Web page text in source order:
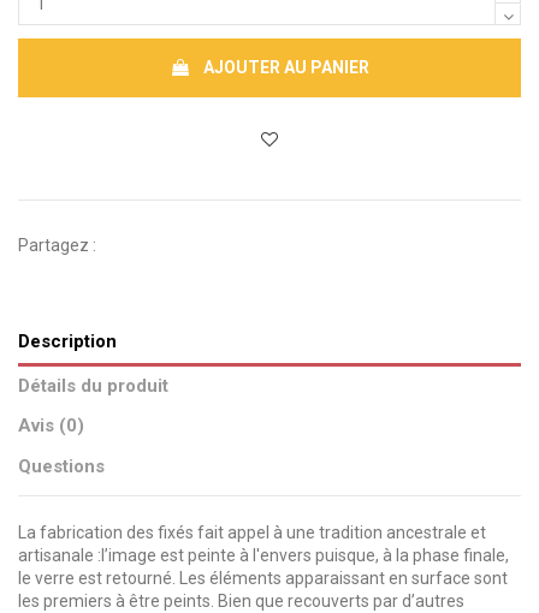
AJOUTER AU PANIER
Partagez :
Description
Détails du produit
Avis (0)
Questions
La fabrication des fixés fait appel à une tradition ancestrale et
artisanale :l’image est peinte à l'envers puisque, à la phase finale,
le verre est retourné. Les éléments apparaissant en surface sont
les premiers à être peints. Bien que recouverts par d’autres